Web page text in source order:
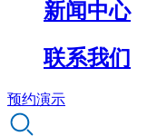
新闻中心
联系我们
预约演示